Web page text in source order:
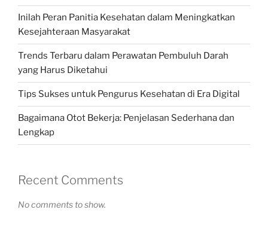
Inilah Peran Panitia Kesehatan dalam Meningkatkan
Kesejahteraan Masyarakat
Trends Terbaru dalam Perawatan Pembuluh Darah
yang Harus Diketahui
Tips Sukses untuk Pengurus Kesehatan di Era Digital
Bagaimana Otot Bekerja: Penjelasan Sederhana dan
Lengkap
Recent Comments
No comments to show.